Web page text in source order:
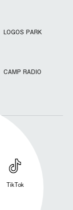
LOGOS PARK
CAMP RADIO
TikTok